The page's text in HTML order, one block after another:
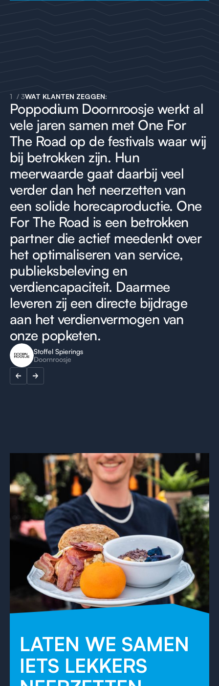
1 / 3WAT KLANTEN ZEGGEN:
Poppodium Doornroosje werkt al
vele jaren samen met One For
The Road op de festivals waar wij
bij betrokken zijn. Hun
meerwaarde gaat daarbij veel
verder dan het neerzetten van
een solide horecaproductie. One
For The Road is een betrokken
partner die actief meedenkt over
het optimaliseren van service,
publieksbeleving en
verdiencapaciteit. Daarmee
leveren zij een directe bijdrage
aan het verdienvermogen van
onze popketen.
Stoffel Spierings
Doornroosje
LATEN WE SAMEN
IETS LEKKERS